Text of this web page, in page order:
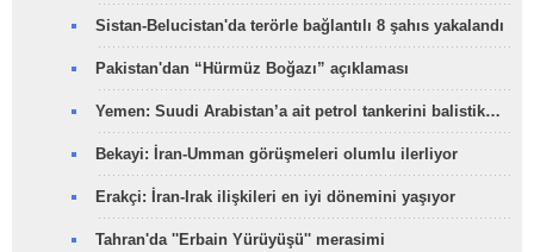
Sistan-Belucistan'da terörle bağlantılı 8 şahıs yakalandı
Pakistan'dan “Hürmüz Boğazı” açıklaması
Yemen: Suudi Arabistan’a ait petrol tankerini balistik…
Bekayi: İran-Umman görüşmeleri olumlu ilerliyor
Erakçi: İran-Irak ilişkileri en iyi dönemini yaşıyor
Tahran'da ''Erbain Yürüyüşü'' merasimi